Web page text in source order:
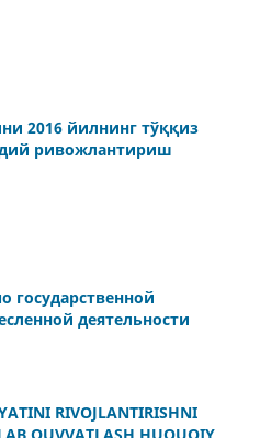
2016 йилнинг тўққиз
ривожлантириш
государственной
деятельности
RIVOJLANTIRISHNI